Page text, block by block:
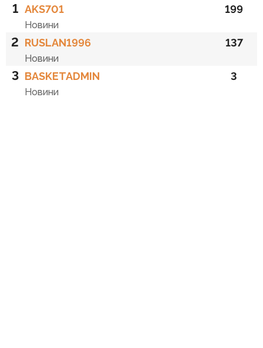
1 AKS701
Новини
199
2 RUSLAN1996
Новини
137
3 BASKETADMIN
Новини
3